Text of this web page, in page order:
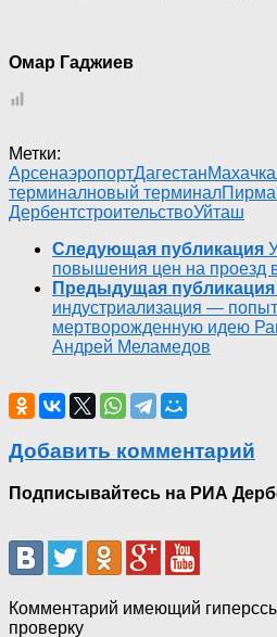
Омар Гаджиев
Метки:
АрсенаэропортДагестан
терминалновый терминал
ДербентстроительствоУйташ
Следующая публикация
повышения цен на проезд
Предыдущая публикация
индустриализация —
мертворожденную идею
Андрей Меламедов
Добавить комментарий
Подписывайтесь на РИА
Комментарий имеющий
проверку